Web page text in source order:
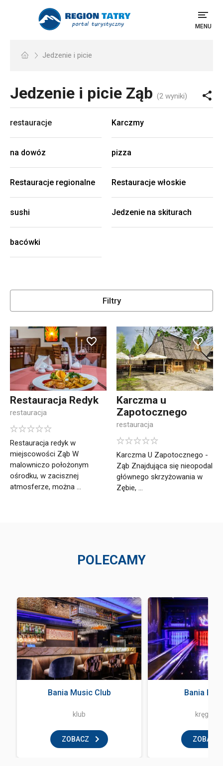
MENU
Jedzenie i picie
Jedzenie i picie Ząb (2 wyniki)
restauracje Karczmy
na dowóz pizza
Restauracje regionalne Restauracje włoskie
sushi Jedzenie na skiturach
bacówki
Filtry
Restauracja Redyk
restauracja
Restauracja redyk w
miejscowości Ząb W
malowniczo położonym
ośrodku, w zacisznej
atmosferze, można ...
Karczma u
Zapotocznego
restauracja
Karczma U Zapotocznego -
Ząb Znajdująca się nieopodal
głównego skrzyżowania w
Zębie, ...
POLECAMY
Bania Music Club
klub
ZOBACZ
Bania
ZOBACZ